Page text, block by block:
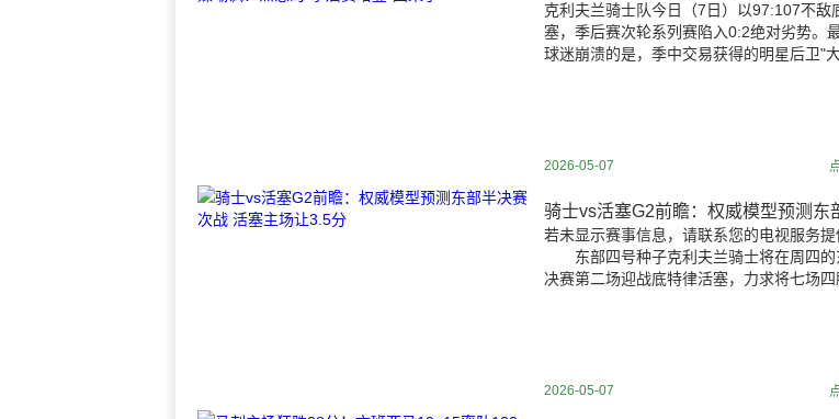
克利夫兰骑士队今日（7日）以97:107不敌
塞，季后赛次轮系列赛陷入0:2绝对劣势。
球迷崩溃的是，季中交易获得的明星后卫"大
2026-05-07
若未显示赛事信息，请联系您的电视服务提
东部四号种子克利夫兰骑士将在周四的
决赛第二场迎战底特律活塞，力求将七场四
2026-05-07